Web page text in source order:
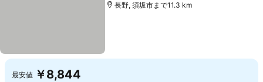
長野, 須坂市まで11.3 km
最安値 ￥8,844